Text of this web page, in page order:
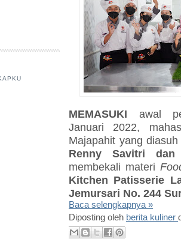
MEMASUKI awal
Januari 2022,
Majapahit yang
Renny Savitri
membekali materi
Kitchen Patisserie
Jemursari No. 244
Baca selengkapnya »
Diposting oleh berita kuliner